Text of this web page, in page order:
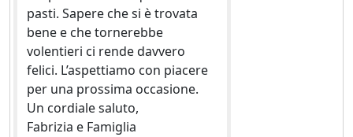
pasti. Sapere che si è trovata
bene e che tornerebbe
volentieri ci rende davvero
felici. L’aspettiamo con piacere
per una prossima occasione.
Un cordiale saluto,
Fabrizia e Famiglia